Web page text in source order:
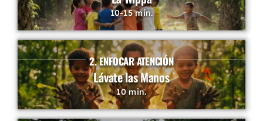
10-15 min.
2. ENFOCAR ATENCIÓN
Lávate las Manos
10 min.